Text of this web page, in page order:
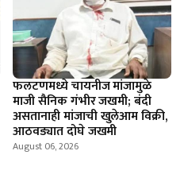
फलटणमध्ये चायनीज मांजामुळे
माजी सैनिक गंभीर जखमी; बंदी
असतानाही मांजाची खुलेआम विक्री,
आठवड्यात दोघे जखमी
August 06, 2026